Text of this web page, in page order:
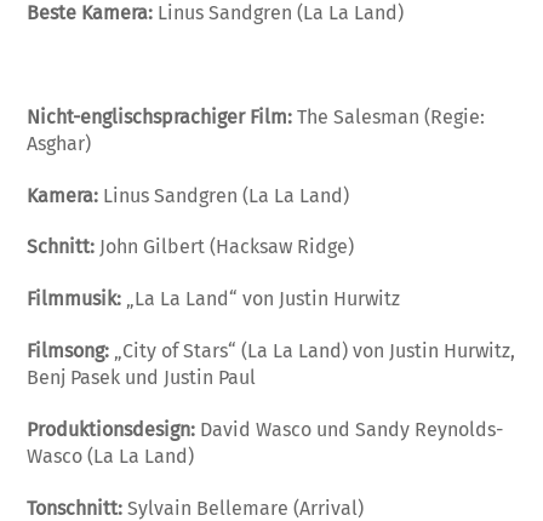
Beste Kamera: Linus Sandgren (La La Land)
Nicht-englischsprachiger Film: The Salesman (Regie:
Asghar)
Kamera: Linus Sandgren (La La Land)
Schnitt: John Gilbert (Hacksaw Ridge)
Filmmusik: „La La Land“ von Justin Hurwitz
Filmsong: „City of Stars“ (La La Land) von Justin Hurwitz,
Benj Pasek und Justin Paul
Produktionsdesign: David Wasco und Sandy Reynolds-
Wasco (La La Land)
Tonschnitt: Sylvain Bellemare (Arrival)